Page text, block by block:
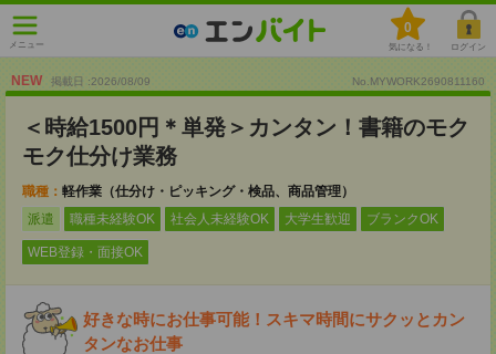
メニュー
0
気になる！ ログイン
NEW 掲載日 :2026/08/09 No.MYWORK2690811160
＜時給1500円＊単発＞カンタン！書籍のモク
モク仕分け業務
職種： 軽作業（仕分け・ピッキング・検品、商品管理）
派遣
職種未経験OK 社会人未経験OK 大学生歓迎 ブランクOK
WEB登録・面接OK
好きな時にお仕事可能！スキマ時間にサクッとカン
タンなお仕事